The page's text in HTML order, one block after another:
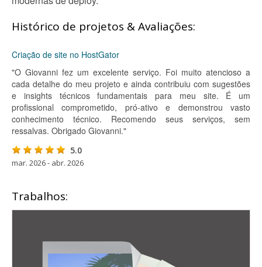
Histórico de projetos & Avaliações:
Criação de site no HostGator
"O Giovanni fez um excelente serviço. Foi muito atencioso a
cada detalhe do meu projeto e ainda contribuiu com sugestões
e insights técnicos fundamentais para meu site. É um
profissional comprometido, pró-ativo e demonstrou vasto
conhecimento técnico. Recomendo seus serviços, sem
ressalvas. Obrigado Giovanni."
5.0
mar. 2026 - abr. 2026
Trabalhos: